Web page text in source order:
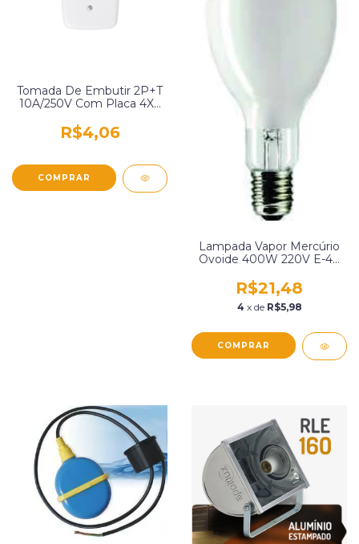
Tomada De Embutir 2P+T
10A/250V Com Placa 4X2
R$4,06
Lampada Vapor Mercúrio
Ovoide 400W 220V E-40
400E40
R$21,48
4 x de R$5,98